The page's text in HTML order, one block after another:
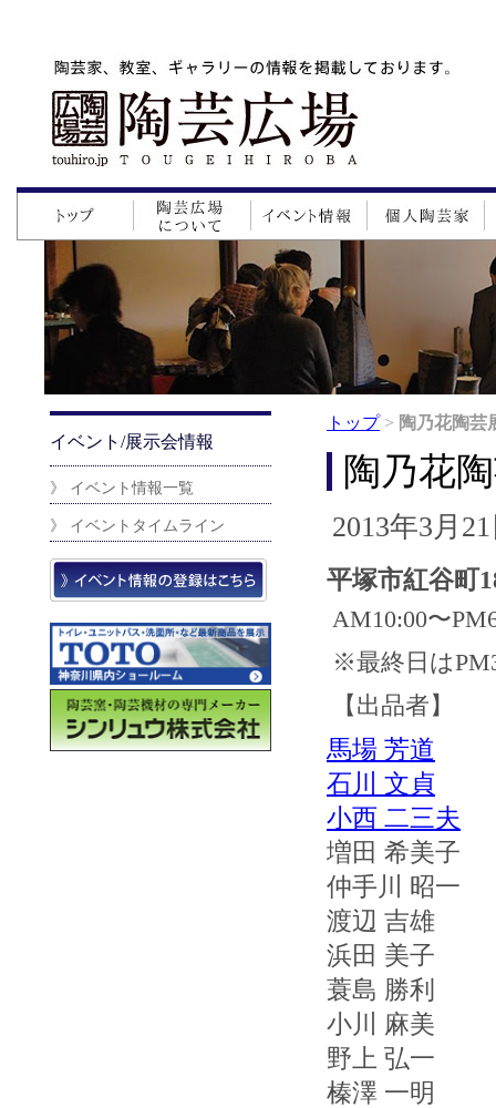
トップ> 陶乃花陶芸
陶乃花
2013年3月
平塚市紅谷町
AM10:00〜
※最終日は
【出品者】
馬場 芳道
石川 文貞
小西 二三夫
増田 希美子
仲手川 昭一
渡辺 吉雄
浜田 美子
蓑島 勝利
小川 麻美
野上 弘一
榛澤 一明
イベント/展示会情報
》 イベント情報一覧
》 イベントタイムライン